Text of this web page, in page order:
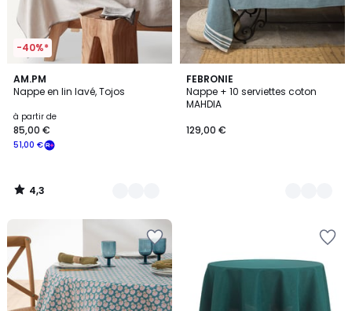
-40%*
AM.PM
Nappe en lin lavé, Tojos
à partir de
51,00 €
85,00 €
4,3
/ 5
2
Couleurs
4,3
/
FEBRONIE
Nappe + 10 serviettes coton
MAHDIA
129,00 €
8
Couleurs